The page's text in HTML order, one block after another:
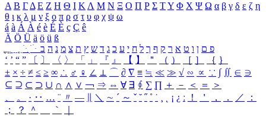
Α Β ΓΔ Ε Ζ Η Θ Ι ΚΛ Μ Ν Ξ Ο Π Ρ Σ ΤΥ Φ Χ Ψ Ω α β γ δ ε ζ η
θ ι κ λ μ ν ξ ο π ρ σ τ υ φ χ ψ ω
á à Á À é è É È ç Ç ê
Ä Ö Ü ä ö ü ß
ִֶֹ ֻּ ׁׂ פ ם ן ו ט א ר ק ף ך ל ח י ע כ ג ד ש ץ ת צ מ נ ה ב
‘ ’ “ ” 〔 〕 〈 〉 「 」 『 』 【 】 ＂ （ ） ［ ］ ｛ ｝
± × ÷ ≠ ≤ ≥ ∞ ∴ ♂ ♀ ∠ ⊥ ⌒ ∂ ∇ ≡ ≒ ≪ ≫ √ ∽ ∝ ∵ ∫ ∬ ∈ ∋
⊆ ⊇ ⊂ ⊃ ∪ ∩ ∧ ∨ ￢ ⇒ ⇔ ∀ ∃ ∮ ∑ ∏ ＋ － ＜ ＝
＞
、
。 · ‥ … ¨ 〃 ― ＼ ∼ ´ ～ ˇ ˘ ˝ ˚ ˙ ¸ ¡ ¿ ː ！ ＇ ， ． ／
：
；
？ ＾ ｀